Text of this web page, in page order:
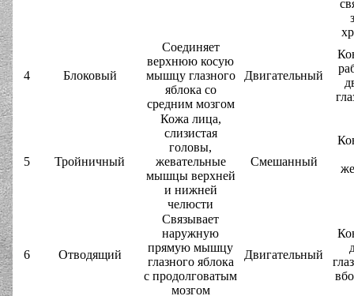
4 Блоковый
Соединяет
верхнюю косую
мышцу глазного
яблока со
средним мозгом
Двигательный
5 Тройничный
Кожа лица,
слизистая
головы,
жевательные
мышцы верхней
и нижней
челюсти
Смешанный
6 Отводящий
Связывает
наружную
прямую мышцу
глазного яблока
с продолговатым
мозгом
Двигательный